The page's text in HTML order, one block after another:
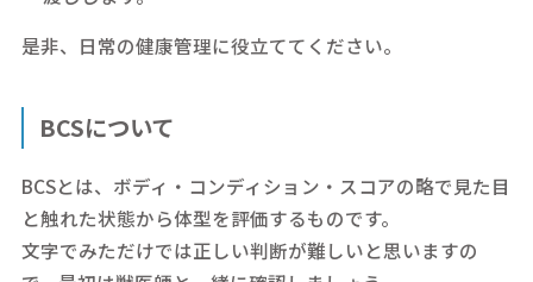
是非、日常の健康管理に役立ててください。
BCSについて
BCSとは、ボディ・コンディション・スコアの略で見た目
と触れた状態から体型を評価するものです。
文字でみただけでは正しい判断が難しいと思いますの